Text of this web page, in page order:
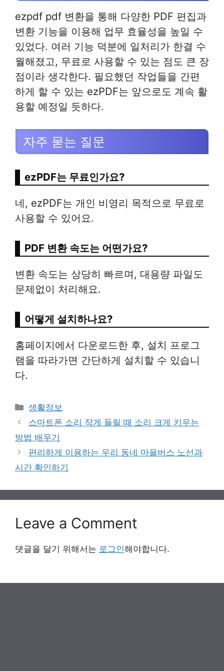
ezpdf pdf 변환을 통해 다양한 PDF 편집과
변환 기능을 이용해 업무 효율성을 높일 수
있었다. 여러 기능 덕분에 일처리가 한결 수
월해졌고, 무료로 사용할 수 있는 점도 큰 장
점이라 생각한다. 필요했던 작업들을 간편
하게 할 수 있는 ezPDF는 앞으로도 계속 활
용할 예정일 듯하다.
자주 묻는 질문
ezPDF는 무료인가요?
네, ezPDF는 개인 비영리 목적으로 무료로
사용할 수 있어요.
PDF 변환 속도는 어떤가요?
변환 속도는 상당히 빠르며, 대용량 파일도
문제없이 처리해요.
어떻게 설치하나요?
홈페이지에서 다운로드한 후, 설치 프로그
램을 따라가면 간단하게 설치할 수 있습니
다.
Categories
생활정보
스마트폰 소리 작게 들릴 때 소리 크게 키우는
방법 배우기
편리하게 이용하는 우리 동네 마을버스 노선과
시간 확인하기
Leave a Comment
댓글을 달기 위해서는 로그인해야합니다.